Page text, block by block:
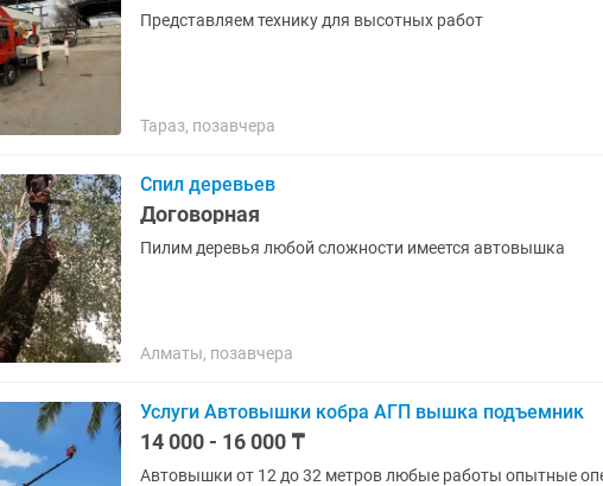
Представляем технику для высотных работ
Тараз, позавчера
Спил деревьев
Договорная
Пилим деревья любой сложности имеется автовышка
Алматы, позавчера
Услуги Автовышки кобра АГП вышка подъемник
14 000 - 16 000 ₸
Автовышки от 12 до 32 метров любые работы опытные